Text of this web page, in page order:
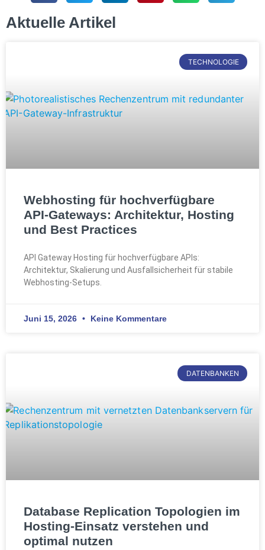
Aktuelle Artikel
TECHNOLOGIE
Webhosting für hochverfügbare
API-Gateways: Architektur, Hosting
und Best Practices
API Gateway Hosting für hochverfügbare APIs:
Architektur, Skalierung und Ausfallsicherheit für stabile
Webhosting-Setups.
Juni 15, 2026 Keine Kommentare
DATENBANKEN
Database Replication Topologien im
Hosting-Einsatz verstehen und
optimal nutzen